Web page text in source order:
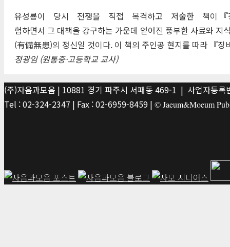
유성룡이 당시 전쟁을 직접 목격하고 저술한 책이 『징
험하면서 그 대책을 강구하는 가운데 얻어진 풍부한 사료와
(有備無患)의 정신일 것이다. 이 책의 주인공 현지를 따라 『
정광임 (원통중·고등학교 교사)
(주)자음과모음 | 10881 경기 파주시 서패동 469-1 | 사업자등
Tel : 02-324-2347 | Fax : 02-6959-8459 | © Jaeum&Moeum